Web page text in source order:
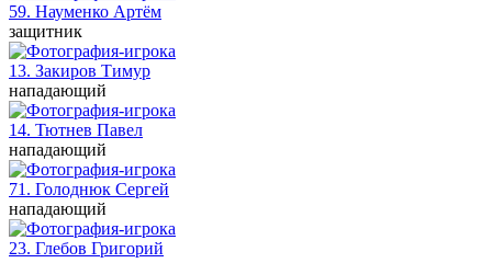
59. Науменко Артём
защитник
13. Закиров Тимур
нападающий
14. Тютнев Павел
нападающий
71. Голоднюк Сергей
нападающий
23. Глебов Григорий